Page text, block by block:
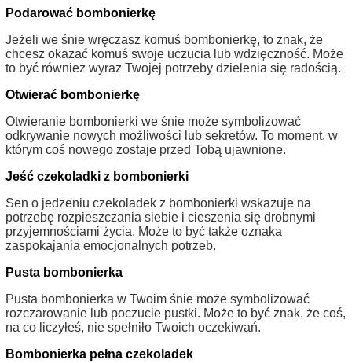
Podarować bombonierkę
Jeżeli we śnie wręczasz komuś bombonierkę, to znak, że
chcesz okazać komuś swoje uczucia lub wdzięczność. Może
to być również wyraz Twojej potrzeby dzielenia się radością.
Otwierać bombonierkę
Otwieranie bombonierki we śnie może symbolizować
odkrywanie nowych możliwości lub sekretów. To moment, w
którym coś nowego zostaje przed Tobą ujawnione.
Jeść czekoladki z bombonierki
Sen o jedzeniu czekoladek z bombonierki wskazuje na
potrzebę rozpieszczania siebie i cieszenia się drobnymi
przyjemnościami życia. Może to być także oznaka
zaspokajania emocjonalnych potrzeb.
Pusta bombonierka
Pusta bombonierka w Twoim śnie może symbolizować
rozczarowanie lub poczucie pustki. Może to być znak, że coś,
na co liczyłeś, nie spełniło Twoich oczekiwań.
Bombonierka pełna czekoladek